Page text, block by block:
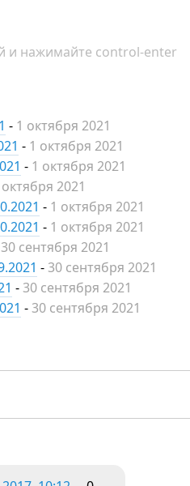
и нажимайте control-enter
- 1 октября 2021
- 1 октября 2021
- 1 октября 2021
2021
- 1 октября 2021
- 1 октября 2021
30 сентября 2021
-30 сентября 2021
-30 сентября 2021
-30 сентября 2021